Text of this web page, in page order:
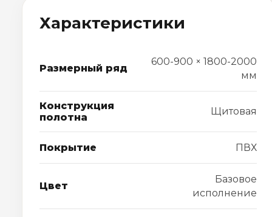
Характеристики
Размерный ряд
600-900 × 1800-2000
мм
Конструкция
полотна
Щитовая
Покрытие ПВХ
Цвет
Базовое
исполнение